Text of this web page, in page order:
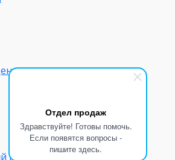
Отдел продаж
Здравствуйте! Готовы помочь.
Если появятся вопросы -
пишите здесь.
портфель